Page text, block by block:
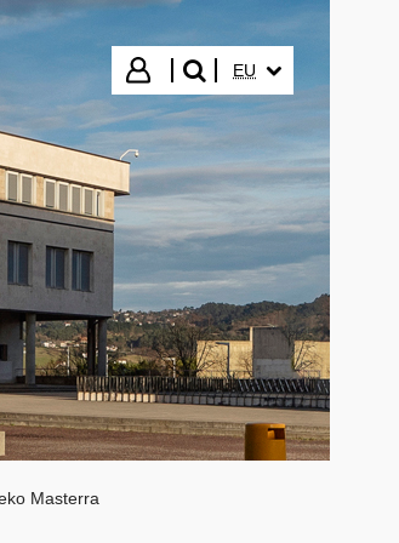
Hasi saioa
bilatu"
EU
Masterra